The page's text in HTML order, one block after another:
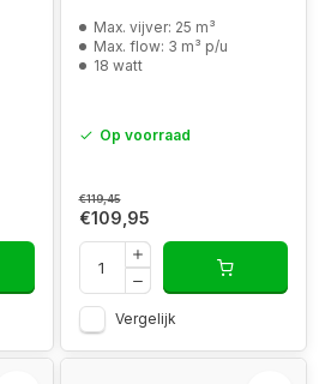
Max. vijver: 25 m³
Max. flow: 3 m³ p/u
18 watt
Op voorraad
€119,45
€109,95
Vergelijk